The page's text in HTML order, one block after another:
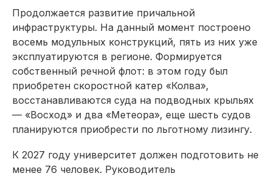
Продолжается развитие причальной
инфраструктуры. На данный момент построено
восемь модульных конструкций, пять из них уже
эксплуатируются в регионе. Формируется
собственный речной флот: в этом году был
приобретен скоростной катер «Колва»,
восстанавливаются суда на подводных крыльях
— «Восход» и два «Метеора», еще шесть судов
планируются приобрести по льготному лизингу.
К 2027 году университет должен подготовить не
менее 76 человек. Руководитель